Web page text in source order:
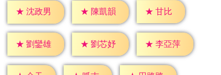
★ 沈政男 ★ 陳凱韻 ★ 甘比
★ 劉鑾雄 ★ 劉芯妤 ★ 李亞萍